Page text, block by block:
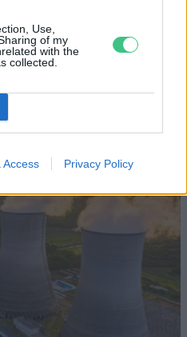
Use,
of my
with the
collected.
Access Privacy Policy
meg,
az áradó és a